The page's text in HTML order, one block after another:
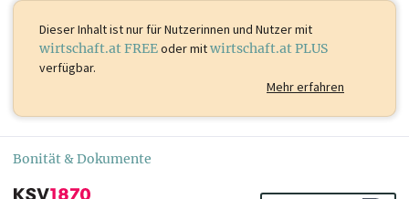
Dieser Inhalt istnur für Nutzerinnen und Nutzer mit
wirtschaft.at FREEoder mitwirtschaft.at PLUS
verfügbar.
Mehr erfahren
Bonität & Dokumente